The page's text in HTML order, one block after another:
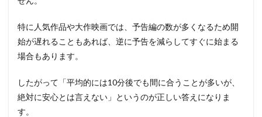
特に人気作品や大作映画では、予告編の数が多くなるため開
始が遅れることもあれば、逆に予告を減らしてすぐに始まる
場合もあります。
したがって「平均的には10分後でも間に合うことが多いが、
絶対に安心とは言えない」というのが正しい答えになりま
す。